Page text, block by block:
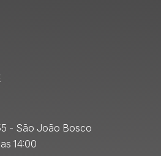
- São João Bosco
14:00